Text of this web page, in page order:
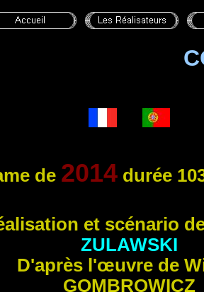
de 2014durée
ation et scénario
ZULAWSKI
D'après l'œuvre de
GOMBROWICZ